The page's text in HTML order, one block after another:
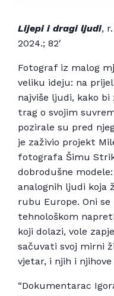
Lijepi i dragi ljudi,
2024.; 82′
Fotograf iz malog
veliku ideju: na
najviše ljudi, kako
trag o svojim
pozirale su pred
je zaživio projekt
fotografa Šimu
dobrodušne
analognih ljudi koja
rubu Europe. Oni
tehnološkom
koji dolazi, vole
sačuvati svoj mirni
vjetar, i njih i
“Dokumentarac